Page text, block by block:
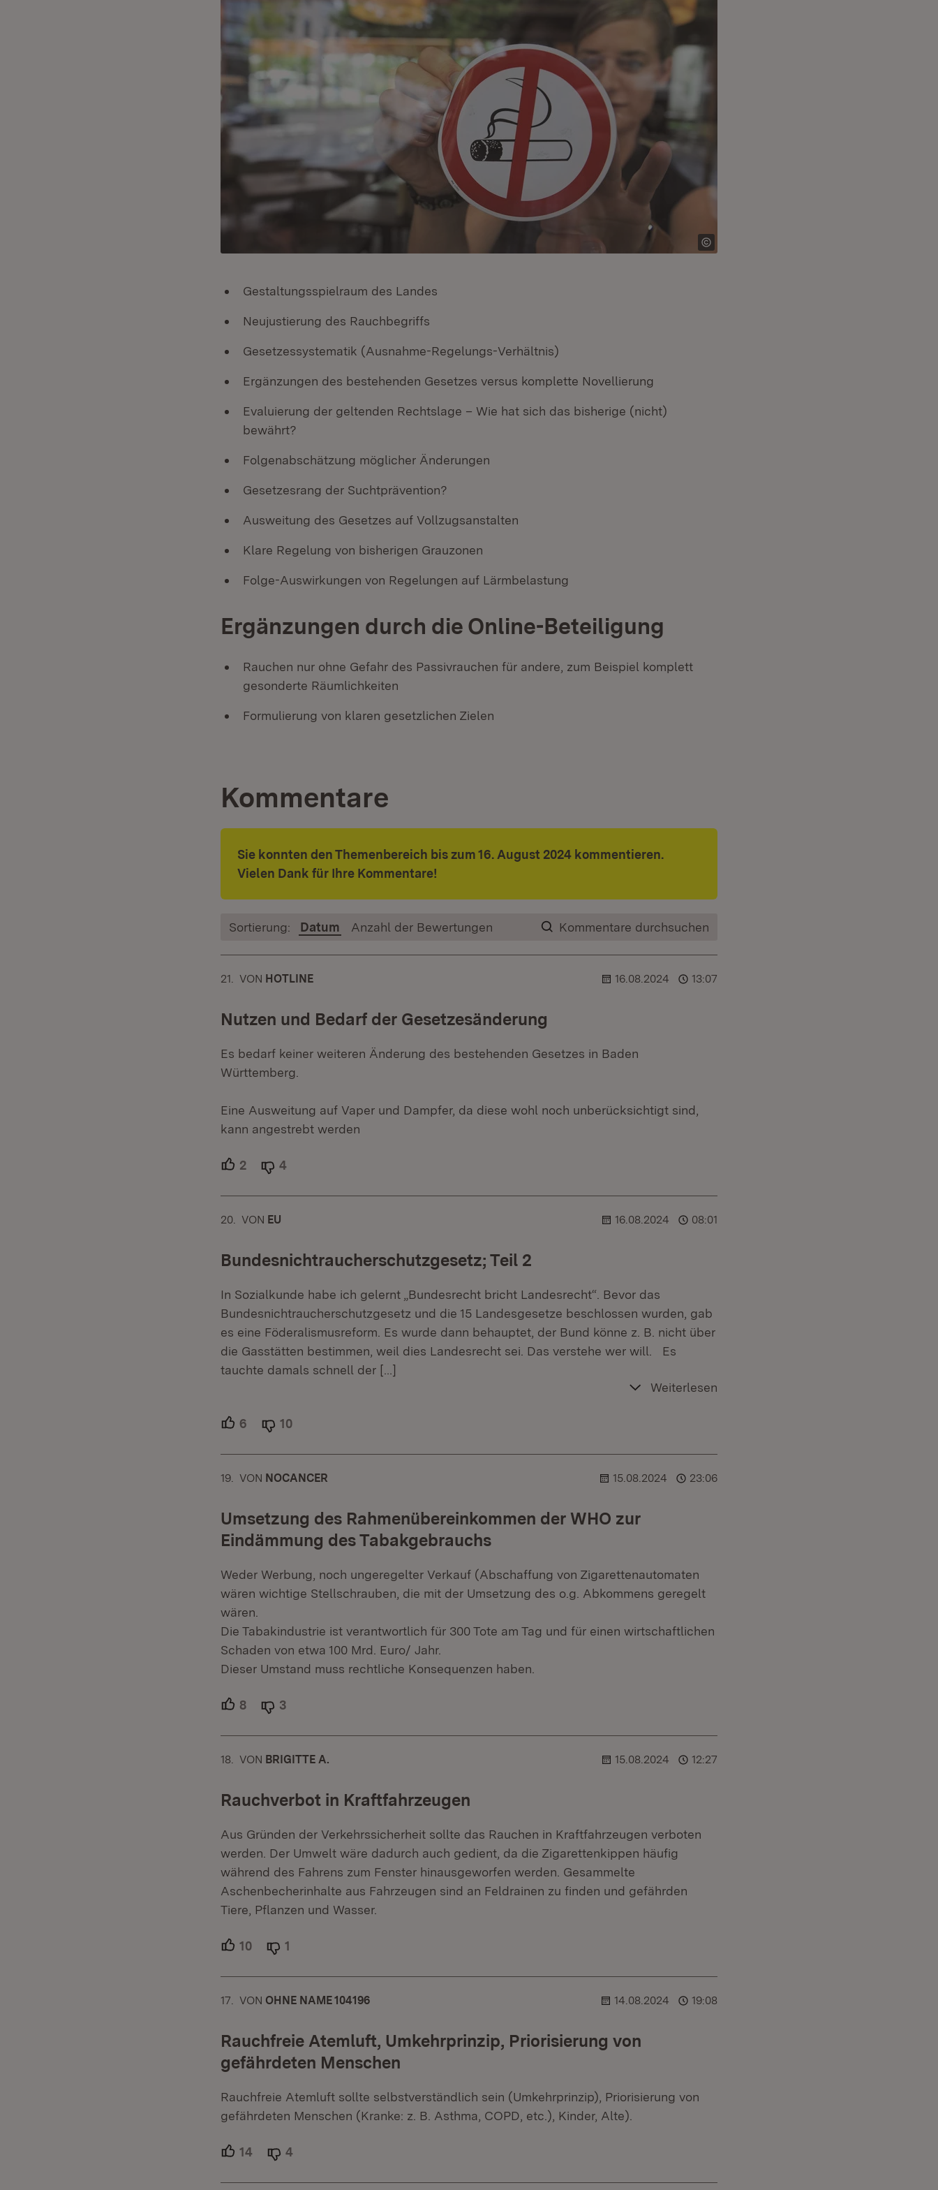
Gestaltungsspielraum des Landes
Neujustierung des Rauchbegriffs
Gesetzessystematik (Ausnahme-Regelungs-Verhältnis)
Ergänzungen des bestehenden Gesetzes versus komplette Novellierung
Evaluierung der geltenden Rechtslage – Wie hat sich das bisherige (nicht)
bewährt?
Folgenabschätzung möglicher Änderungen
Gesetzesrang der Suchtprävention?
Ausweitung des Gesetzes auf Vollzugsanstalten
Klare Regelung von bisherigen Grauzonen
Folge-Auswirkungen von Regelungen auf Lärmbelastung
Ergänzungen durch die Online-Beteiligung
Rauchen nur ohne Gefahr des Passivrauchen für andere, zum Beispiel komplett
gesonderte Räumlichkeiten
Formulierung von klaren gesetzlichen Zielen
Kommentare
Sie konnten den Themenbereich bis zum 16. August 2024 kommentieren.
Vielen Dank für Ihre Kommentare!
Kommentare durchsuchen
Sortierung: Datum Anzahl der Bewertungen
21. KOMMENTAR
VON :HOTLINE 16.08.2024 13:07
Nutzen und Bedarf der Gesetzesänderung
Es bedarf keiner weiteren Änderung des bestehenden Gesetzes in Baden
Württemberg.
Eine Ausweitung auf Vaper und Dampfer, da diese wohl noch unberücksichtigt sind,
kann angestrebt werden
2 Unterstützer.
4
20. KOMMENTAR
VON :EU 16.08.2024 08:01
Bundesnichtraucherschutzgesetz; Teil 2
In Sozialkunde habe ich gelernt „Bundesrecht bricht Landesrecht“. Bevor das
Bundesnichtraucherschutzgesetz und die 15 Landesgesetze beschlossen wurden, gab
es eine Föderalismusreform. Es wurde dann behauptet, der Bund könne z. B. nicht über
die Gasstätten bestimmen, weil dies Landesrecht sei. Das verstehe wer will. Es
tauchte damals schnell der […]
Weiterlesen
6 Unterstützer.
10
19. KOMMENTAR
VON :NOCANCER 15.08.2024 23:06
Umsetzung des Rahmenübereinkommen der WHO zur
Eindämmung des Tabakgebrauchs
Weder Werbung, noch ungeregelter Verkauf (Abschaffung von Zigarettenautomaten
wären wichtige Stellschrauben, die mit der Umsetzung des o.g. Abkommens geregelt
wären.
Die Tabakindustrie ist verantwortlich für 300 Tote am Tag und für einen wirtschaftlichen
Schaden von etwa 100 Mrd. Euro/ Jahr.
Dieser Umstand muss rechtliche Konsequenzen haben.
8 Unterstützer.
3
18. KOMMENTAR
VON :BRIGITTE A. 15.08.2024 12:27
Rauchverbot in Kraftfahrzeugen
Aus Gründen der Verkehrssicherheit sollte das Rauchen in Kraftfahrzeugen verboten
werden. Der Umwelt wäre dadurch auch gedient, da die Zigarettenkippen häufig
während des Fahrens zum Fenster hinausgeworfen werden. Gesammelte
Aschenbecherinhalte aus Fahrzeugen sind an Feldrainen zu finden und gefährden
Tiere, Pflanzen und Wasser.
10 Unterstützer.
1
17. KOMMENTAR
VON :OHNE NAME 104196 14.08.2024 19:08
Rauchfreie Atemluft, Umkehrprinzip, Priorisierung von
gefährdeten Menschen
Rauchfreie Atemluft sollte selbstverständlich sein (Umkehrprinzip), Priorisierung von
gefährdeten Menschen (Kranke: z. B. Asthma, COPD, etc.), Kinder, Alte).
14 Unterstützer.
4